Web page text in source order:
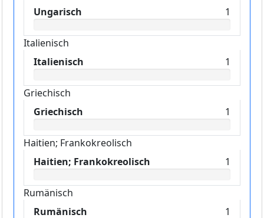
Ungarisch
1
Italienisch
Italienisch
1
Griechisch
Griechisch
1
Haitien; Frankokreolisch
Haitien; Frankokreolisch
1
Rumänisch
Rumänisch
1